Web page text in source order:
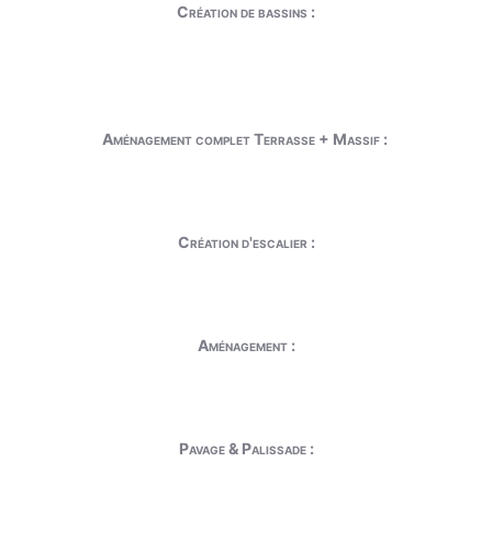
Création de bassins :
Aménagement complet Terrasse + Massif :
Création d'escalier :
Aménagement :
Pavage & Palissade :